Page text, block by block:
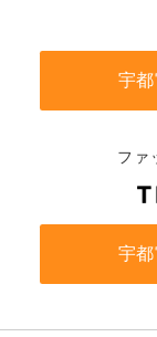
宇
ファ
宇